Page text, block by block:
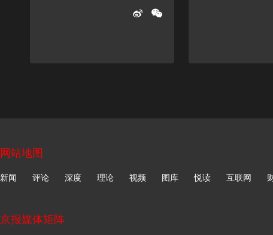
网站地图
新闻 评论 深度 理论 视频 图库 悦读 互联网
京报媒体矩阵